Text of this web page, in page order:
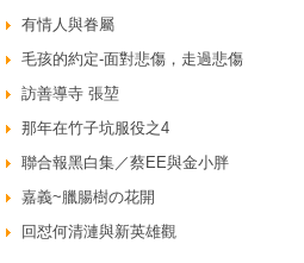
有情人與眷屬
毛孩的約定-面對悲傷，走過悲傷
訪善導寺 張堃
那年在竹子坑服役之4
聯合報黑白集／蔡EE與金小胖
嘉義~臘腸樹の花開
回怼何清漣與新英雄觀